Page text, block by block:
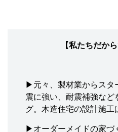
【私たちだか
▶元々、製材業からスタ
震に強い、耐震補強など
グ。木造住宅の設計施工
▶オーダーメイドの家づ